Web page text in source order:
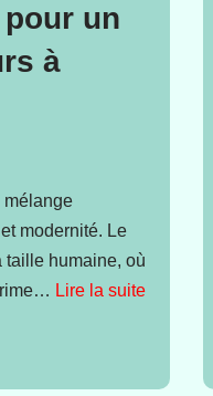
un
à
mélange
modernité. Le
taille humaine, où
Lire la suite